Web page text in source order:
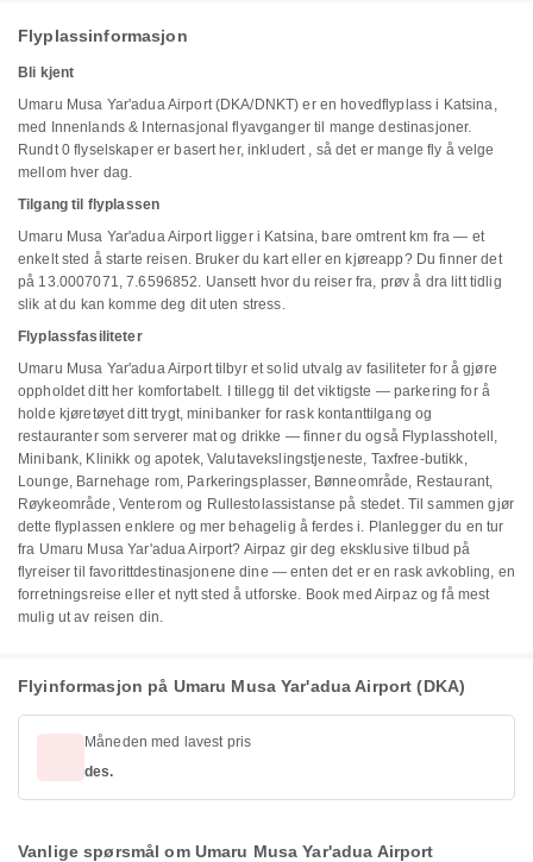
Flyplassinformasjon
Bli kjent
Umaru Musa Yar'adua Airport (DKA/DNKT) er en hovedflyplass i Katsina,
med Innenlands & Internasjonal flyavganger til mange destinasjoner.
Rundt 0 flyselskaper er basert her, inkludert , så det er mange fly å velge
mellom hver dag.
Tilgang til flyplassen
Umaru Musa Yar'adua Airport ligger i Katsina, bare omtrent km fra — et
enkelt sted å starte reisen. Bruker du kart eller en kjøreapp? Du finner det
på 13.0007071, 7.6596852. Uansett hvor du reiser fra, prøv å dra litt tidlig
slik at du kan komme deg dit uten stress.
Flyplassfasiliteter
Umaru Musa Yar'adua Airport tilbyr et solid utvalg av fasiliteter for å gjøre
oppholdet ditt her komfortabelt. I tillegg til det viktigste — parkering for å
holde kjøretøyet ditt trygt, minibanker for rask kontanttilgang og
restauranter som serverer mat og drikke — finner du også Flyplasshotell,
Minibank, Klinikk og apotek, Valutavekslingstjeneste, Taxfree-butikk,
Lounge, Barnehage rom, Parkeringsplasser, Bønneområde, Restaurant,
Røykeområde, Venterom og Rullestolassistanse på stedet. Til sammen gjør
dette flyplassen enklere og mer behagelig å ferdes i. Planlegger du en tur
fra Umaru Musa Yar'adua Airport? Airpaz gir deg eksklusive tilbud på
flyreiser til favorittdestinasjonene dine — enten det er en rask avkobling, en
forretningsreise eller et nytt sted å utforske. Book med Airpaz og få mest
mulig ut av reisen din.
Flyinformasjon på Umaru Musa Yar'adua Airport (DKA)
Måneden med lavest pris
des.
Vanlige spørsmål om Umaru Musa Yar'adua Airport